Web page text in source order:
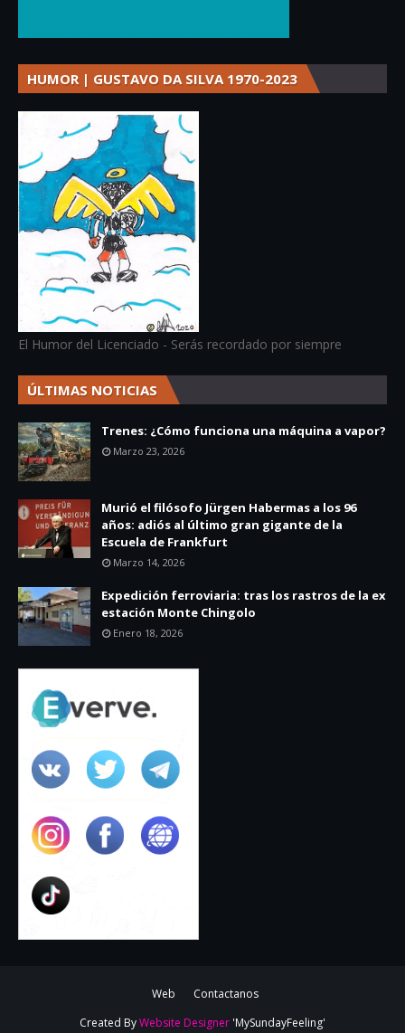
HUMOR | GUSTAVO DA SILVA 1970-2023
El Humor del Licenciado - Serás recordado por siempre
ÚLTIMAS NOTICIAS
Trenes: ¿Cómo funciona una máquina a vapor?
Marzo 23, 2026
Murió el filósofo Jürgen Habermas a los 96
años: adiós al último gran gigante de la
Escuela de Frankfurt
Marzo 14, 2026
Expedición ferroviaria: tras los rastros de la ex
estación Monte Chingolo
Enero 18, 2026
Web
Contactanos
Created ByWebsite Designer 'MySundayFeeling'